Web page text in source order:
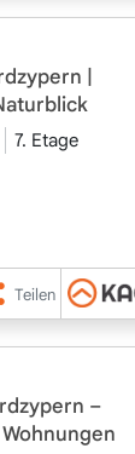
|
7. Etage
Teilen
–